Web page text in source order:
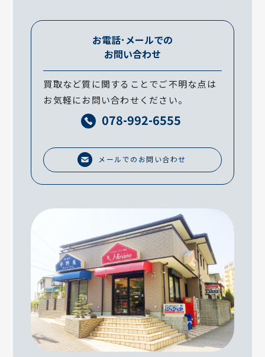
お電話･メールでの
お問い合わせ
買取など質に関することでご不明な点は
お気軽にお問い合わせください。
078-992-6555
メールでのお問い合わせ